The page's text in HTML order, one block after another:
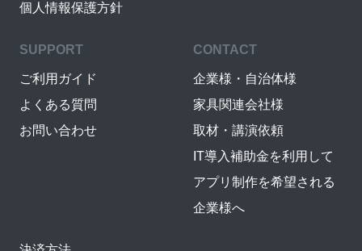
個人情報保護方針
SUPPORT
ご利用ガイド
よくある質問
お問い合わせ
CONTACT
企業様・自治体様
家具関連会社様
取材・講演依頼
IT導入補助金を利用して
アプリ制作を希望される
企業様へ